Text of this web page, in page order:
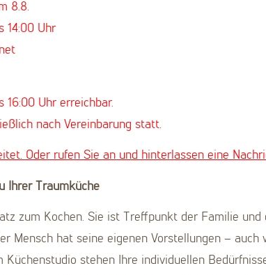
8.8.
14:00 Uhr
16:00 Uhr erreichbar.
nach Vereinbarung statt.
Oder rufen Sie an und hinterlassen eine
Ihrer Traumküche
zum Kochen. Sie ist Treffpunkt der Familie und
Mensch hat seine eigenen Vorstellungen – auch
Küchenstudio stehen Ihre individuellen